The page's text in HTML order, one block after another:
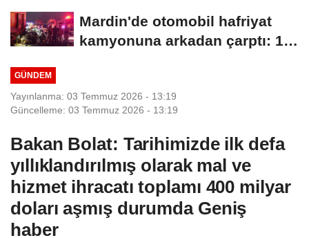
Mardin'de otomobil hafriyat
kamyonuna arkadan çarptı: 1
GÜNDEM
Yayınlanma: 03 Temmuz 2026 - 13:19
Güncelleme: 03 Temmuz 2026 - 13:19
Bakan Bolat: Tarihimizde ilk defa
yıllıklandırılmış olarak mal ve
hizmet ihracatı toplamı 400 milyar
doları aşmış durumda Geniş
haber